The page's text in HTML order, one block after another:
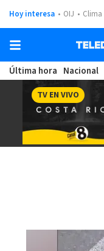
Hoy interesa OIJ Clima
Última hora Nacional
TV EN VIVO